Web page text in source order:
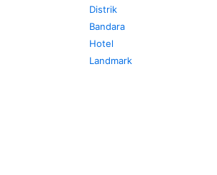
Distrik
Bandara
Hotel
Landmark